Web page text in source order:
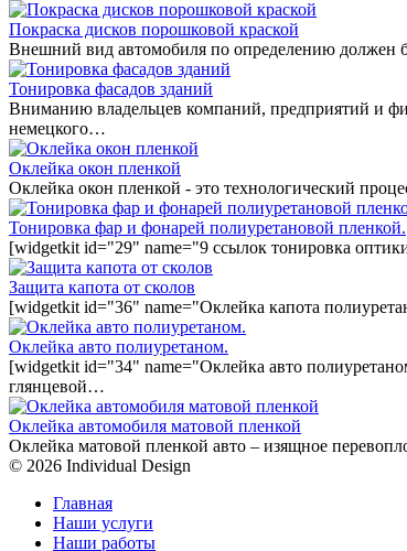
Покраска дисков порошковой краской
Внешний вид автомобиля по определению должен
Тонировка фасадов зданий
Вниманию владельцев компаний, предприятий и
немецкого…
Оклейка окон пленкой
Оклейка окон пленкой - это технологический
Тонировка фар и фонарей полиуретановой пленкой.
[widgetkit id="29" name="9 ссылок тонировка
Защита капота от сколов
[widgetkit id="36" name="Оклейка капота
Оклейка авто полиуретаном.
[widgetkit id="34" name="Оклейка авто
глянцевой…
Оклейка автомобиля матовой пленкой
Оклейка матовой пленкой авто – изящное
© 2026 Individual Design
Главная
Наши услуги
Наши работы